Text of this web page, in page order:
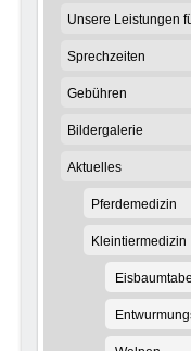
Unsere Leistungen
Sprechzeiten
Gebühren
Bildergalerie
Aktuelles
Pferdemedizin
Kleintiermedizin